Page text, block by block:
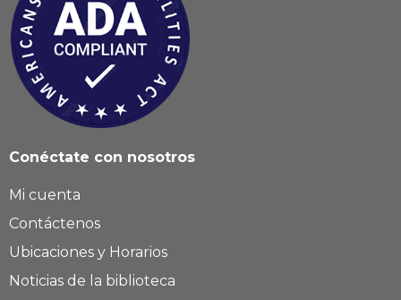
Conéctate con nosotros
Mi cuenta
Contáctenos
Ubicaciones y Horarios
Noticias de la biblioteca